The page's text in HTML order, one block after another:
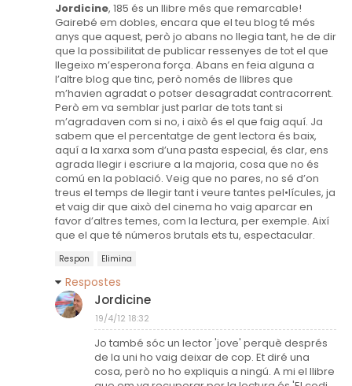
Jordicine, 185 és un llibre més que remarcable!
Gairebé em dobles, encara que el teu blog té més
anys que aquest, però jo abans no llegia tant, he de dir
que la possibilitat de publicar ressenyes de tot el que
llegeixo m’esperona força. Abans en feia alguna a
l’altre blog que tinc, però només de llibres que
m’havien agradat o potser desagradat contracorrent.
Però em va semblar just parlar de tots tant si
m’agradaven com si no, i això és el que faig aquí. Ja
sabem que el percentatge de gent lectora és baix,
aquí a la xarxa som d’una pasta especial, és clar, ens
agrada llegir i escriure a la majoria, cosa que no és
comú en la població. Veig que no pares, no sé d’on
treus el temps de llegir tant i veure tantes pel•lícules, ja
et vaig dir que això del cinema ho vaig aparcar en
favor d’altres temes, com la lectura, per exemple. Així
que el que té números brutals ets tu, espectacular.
Respon Elimina
Respostes
Jordicine
19/4/12 18:32
Jo també sóc un lector 'jove' perquè després
de la uni ho vaig deixar de cop. Et diré una
cosa, però no ho expliquis a ningú. A mi el llibre